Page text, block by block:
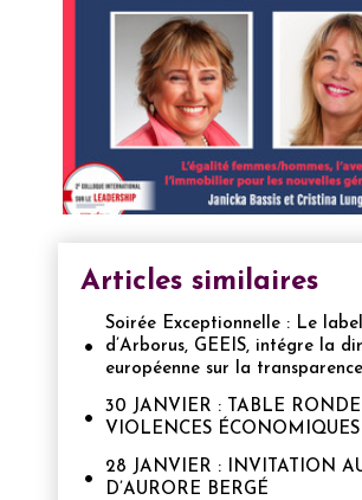
Articles similaires
Soirée Exceptionnelle : Le label
d’Arborus, GEEIS, intégre la
européenne sur la
30 JANVIER : TABLE RONDE
VIOLENCES ÉCONOMIQUES
28 JANVIER : INVITATION
D’AURORE BERGÉ